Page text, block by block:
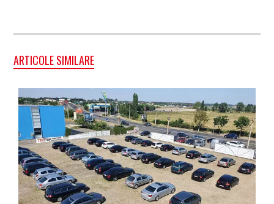
ARTICOLE SIMILARE